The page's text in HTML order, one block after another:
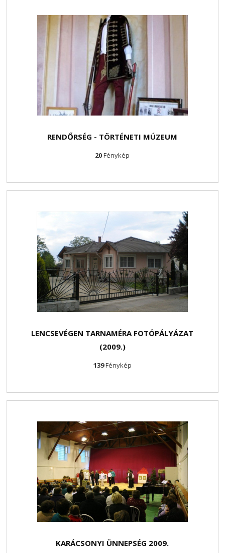
RENDŐRSÉG - TÖRTÉNETI MÚZEUM
20Fénykép
LENCSEVÉGEN TARNAMÉRA FOTÓPÁLYÁZAT
(2009.)
139Fénykép
KARÁCSONYI ÜNNEPSÉG 2009.